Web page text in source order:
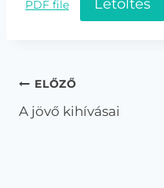
PDF file Letöltés
Bejegyzés
navigáció
ELŐZŐ
A jövő kihívásai